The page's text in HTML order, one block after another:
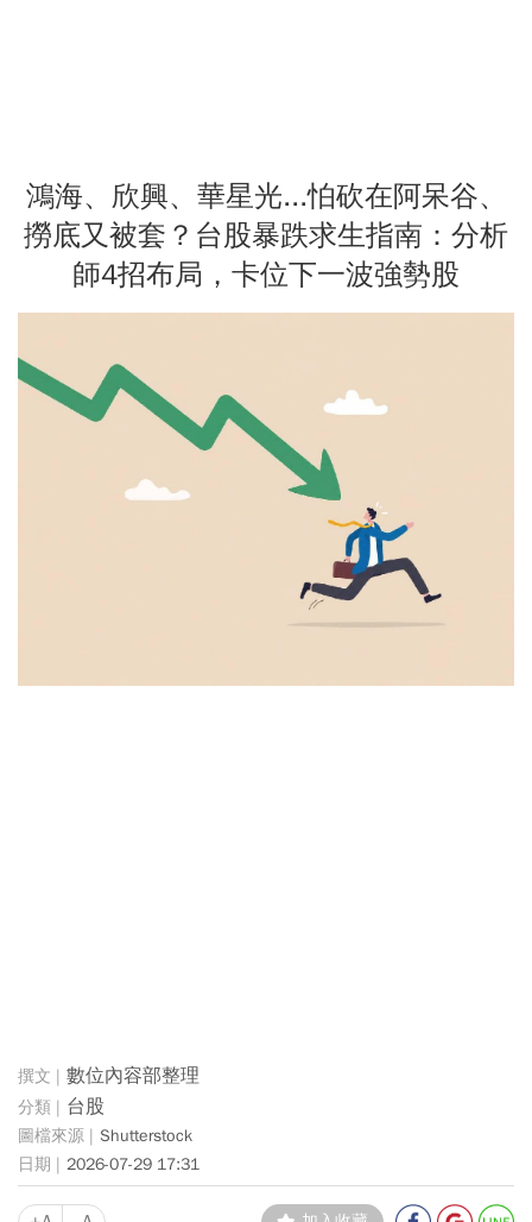
鴻海、欣興、華星光...怕砍在阿呆谷、
撈底又被套？台股暴跌求生指南：分析
師4招布局，卡位下一波強勢股
數位內容部整理
台股
Shutterstock
2026-07-29 17:31